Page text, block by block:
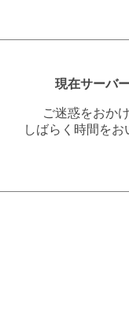
現在サーバ
ご迷惑をおか
しばらく時間を